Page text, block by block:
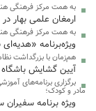
به همت مرکز فرهنگی
ارمغان علمی بهار در
به همت مرکز فرهنگی
ویژه‌برنامه
هم‌زمان با بزرگداشت
آیین گشایش
برگزاری برنامه‌های
مادر و کودک؛
ویژه برنامه